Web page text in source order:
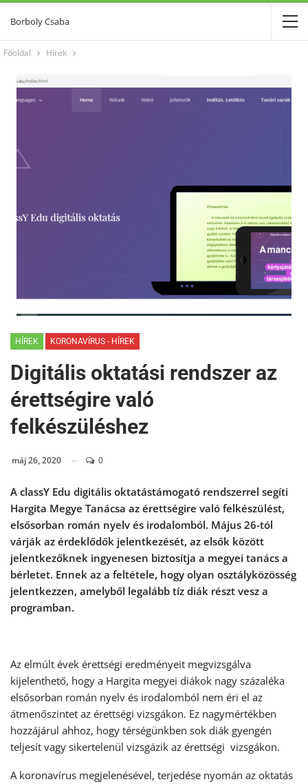
Borboly Csaba
Főoldal Hírek
HÍREK KORONAVÍRUS - HÍREK
Digitális oktatási rendszer az
érettségire való
felkészüléshez
máj 26, 2020 0
A classY Edu digitális oktatástámogató rendszerrel segíti
Hargita Megye Tanácsa az érettségire való felkészülést,
elsősorban román nyelv és irodalomból. Május 26-tól
várják az érdeklődők jelentkezését, az elsők között
jelentkezőknek ingyenesen biztosítja a megyei tanács a
bérletet. Ennek az a feltétele, hogy olyan osztályközösség
jelentkezzen, amelyből legalább tíz diák részt vesz a
programban.
Az elmúlt évek érettségi eredményeit megvizsgálva
kijelenthető, hogy a Hargita megyei diákok nagy százaléka
elsősorban román nyelv és irodalomból nem éri el az
átmenőszintet az érettségi vizsgákon. Ez nagymértékben
hozzájárul ahhoz, hogy térségünkben sok diák gyengén
teljesít vagy sikertelenül vizsgázik az érettségi vizsgákon.
A koronavírus megjelenésével, terjedése nyomán az oktatás